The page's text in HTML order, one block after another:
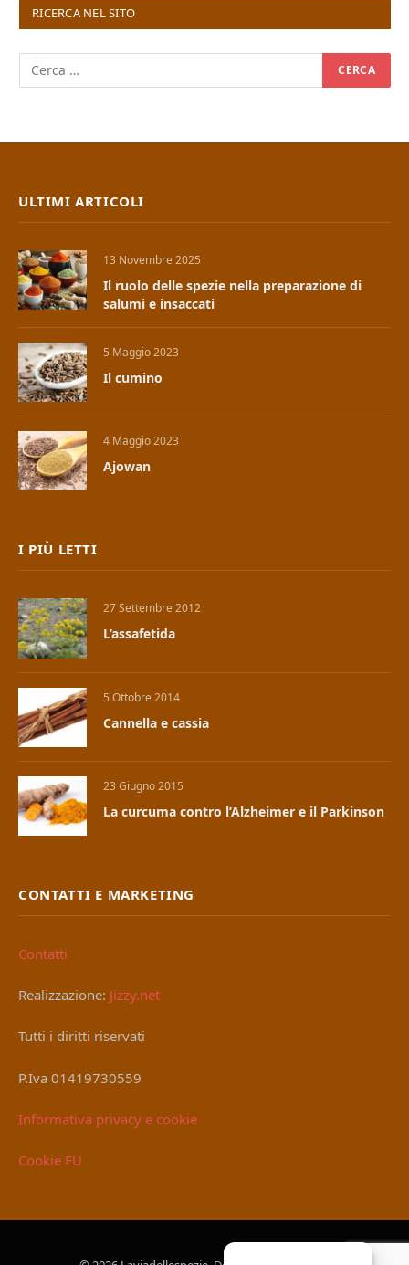
RICERCA NEL SITO
ULTIMI ARTICOLI
13 Novembre 2025
Il ruolo delle spezie nella preparazione di
salumi e insaccati
5 Maggio 2023
Il cumino
4 Maggio 2023
Ajowan
I PIÙ LETTI
27 Settembre 2012
L’assafetida
5 Ottobre 2014
Cannella e cassia
23 Giugno 2015
La curcuma contro l’Alzheimer e il Parkinson
CONTATTI E MARKETING
Contatti
Realizzazione: Jizzy.net
Tutti i diritti riservati
P.Iva 01419730559
Informativa privacy e cookie
Cookie EU